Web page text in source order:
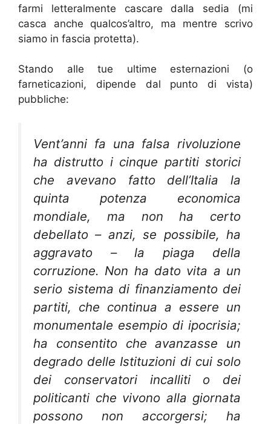
farmi letteralmente cascare dalla sedia (mi
casca anche qualcos’altro, ma mentre scrivo
siamo in fascia protetta).
Stando alle tue ultime esternazioni (o
farneticazioni, dipende dal punto di vista)
pubbliche:
Vent’anni fa una falsa rivoluzione
ha distrutto i cinque partiti storici
che avevano fatto dell’Italia la
quinta potenza economica
mondiale, ma non ha certo
debellato – anzi, se possibile, ha
aggravato – la piaga della
corruzione. Non ha dato vita a un
serio sistema di finanziamento dei
partiti, che continua a essere un
monumentale esempio di ipocrisia;
ha consentito che avanzasse un
degrado delle Istituzioni di cui solo
dei conservatori incalliti o dei
politicanti che vivono alla giornata
possono non accorgersi; ha